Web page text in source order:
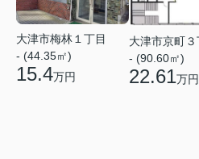
大津市梅林１丁目
- (44.35㎡)
15.4万円
大津市京町３
- (90.60㎡)
22.61万円